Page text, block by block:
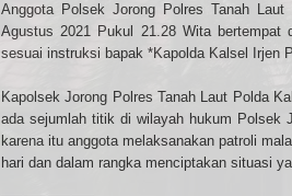
Anggota Polsek Jorong Polres Tanah
Agustus 2021 Pukul 21.28 Wita
sesuai instruksi bapak *Kapolda Kalsel Irjen
Kapolsek Jorong Polres Tanah Laut Polda
ada sejumlah titik di wilayah hukum Polsek
karena itu anggota melaksanakan patroli
hari dan dalam rangka menciptakan situasi
NOMOR KAPOLRES :